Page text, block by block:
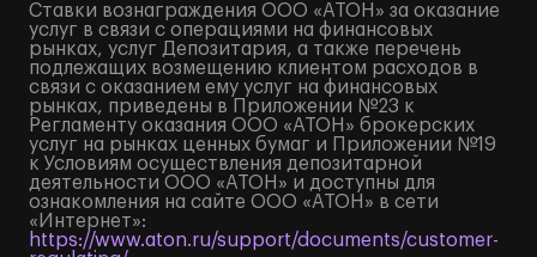
Ставки вознаграждения ООО «АТОН» за оказание
услуг в связи с операциями на финансовых
рынках, услуг Депозитария, а также перечень
подлежащих возмещению клиентом расходов в
связи с оказанием ему услуг на финансовых
рынках, приведены в Приложении №23 к
Регламенту оказания ООО «АТОН» брокерских
услуг на рынках ценных бумаг и Приложении №19
к Условиям осуществления депозитарной
деятельности ООО «АТОН» и доступны для
ознакомления на сайте ООО «АТОН» в сети
«Интернет»:
https://www.aton.ru/support/documents/customer-